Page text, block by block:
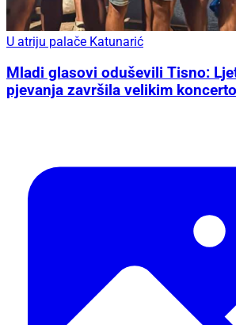
U atriju palače Katunarić
Mladi glasovi oduševili Tisno:
pjevanja završila velikim